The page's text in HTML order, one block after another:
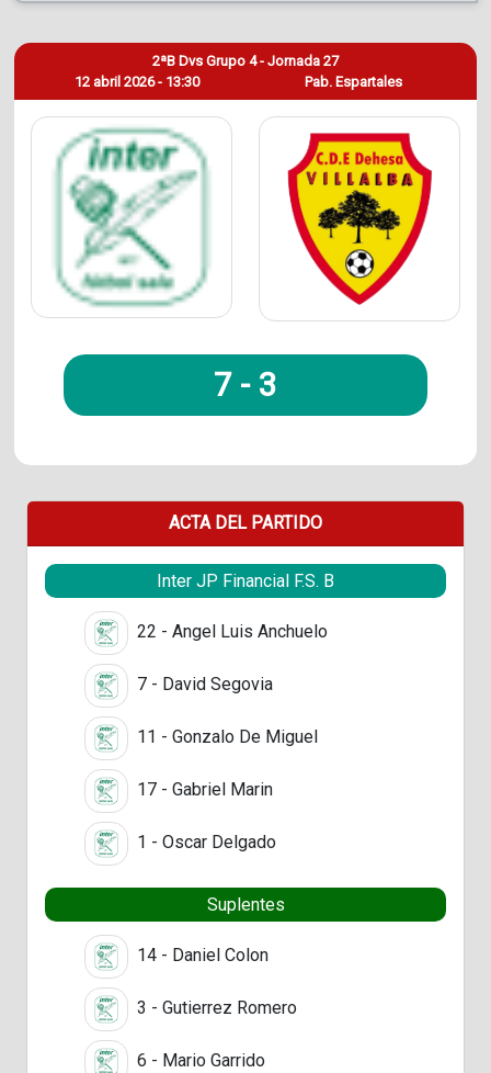
12 abril 2026 - 13:30
2ªB Dvs Grupo 4 - Jornada 27
Pab. Espartales
7 - 3
ACTA DEL PARTIDO
Inter JP Financial F.S. B
22 - Angel Luis Anchuelo
7 - David Segovia
11 - Gonzalo De Miguel
17 - Gabriel Marin
1 - Oscar Delgado
Suplentes
14 - Daniel Colon
3 - Gutierrez Romero
6 - Mario Garrido